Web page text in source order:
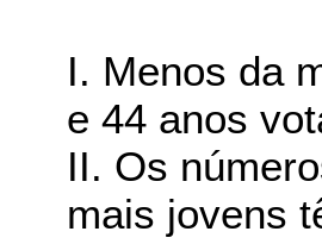
I. Menos da
e 44 anos
II. Os
mais jovens